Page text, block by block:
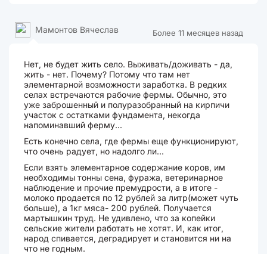
Более 11 месяцев назад
Мамонтов Вячеслав
Нет, не будет жить село. Выживать/доживать - да,
жить - нет. Почему? Потому что там нет
элементарной возможности заработка. В редких
селах встречаются рабочие фермы. Обычно, это
уже заброшенный и полуразобранный на кирпичи
участок с остатками фундамента, некогда
напоминавший ферму...
Есть конечно села, где фермы еще функционируют,
что очень радует, но надолго ли...
Если взять элементарное содержание коров, им
необходимы тонны сена, фуража, ветеринарное
наблюдение и прочие премудрости, а в итоге -
молоко продается по 12 рублей за литр(может чуть
больше), а 1кг мяса- 200 рублей. Получается
мартышкин труд. Не удивлено, что за копейки
сельские жители работать не хотят. И, как итог,
народ спивается, деградирует и становится ни на
что не годным.